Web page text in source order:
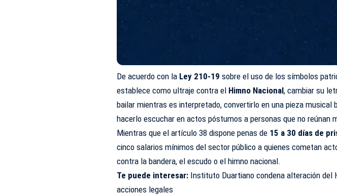
De acuerdo con la Ley 210-19sobre el uso de los símbolos
establece como ultraje contra el Himno Nacional, cambiar su
bailar mientras es interpretado, convertirlo en una pieza musical
hacerlo escuchar en actos póstumos a personas que no reúnan
Mientras que el artículo 38 dispone penas de 15 a 30 días de
cinco salarios mínimos del sector público a quienes cometan
contra la bandera, el escudo o el himno nacional.
Te puede interesar: Instituto Duartiano condena alteración del
acciones legales